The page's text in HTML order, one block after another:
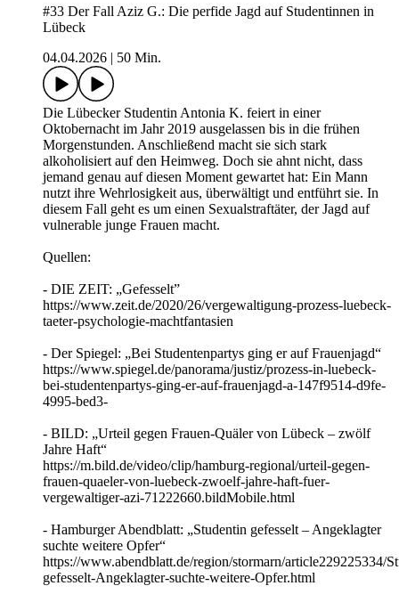
#33 Der Fall Aziz G.: Die perfide Jagd auf Studentinnen in
Lübeck
04.04.2026
50 Min.
Die Lübecker Studentin Antonia K. feiert in einer
Oktobernacht im Jahr 2019 ausgelassen bis in die frühen
Morgenstunden. Anschließend macht sie sich stark
alkoholisiert auf den Heimweg. Doch sie ahnt nicht, dass
jemand genau auf diesen Moment gewartet hat: Ein Mann
nutzt ihre Wehrlosigkeit aus, überwältigt und entführt sie. In
diesem Fall geht es um einen Sexualstraftäter, der Jagd auf
vulnerable junge Frauen macht.
Quellen:
- DIE ZEIT: „Gefesselt”
https://www.zeit.de/2020/26/vergewaltigung-prozess-luebeck-
taeter-psychologie-machtfantasien
- Der Spiegel: „Bei Studentenpartys ging er auf Frauenjagd“
https://www.spiegel.de/panorama/justiz/prozess-in-luebeck-
bei-studentenpartys-ging-er-auf-frauenjagd-a-147f9514-d9fe-
4995-bed3-
- BILD: „Urteil gegen Frauen-Quäler von Lübeck – zwölf
Jahre Haft“
https://m.bild.de/video/clip/hamburg-regional/urteil-gegen-
frauen-quaeler-von-luebeck-zwoelf-jahre-haft-fuer-
vergewaltiger-azi-71222660.bildMobile.html
- Hamburger Abendblatt: „Studentin gefesselt – Angeklagter
suchte weitere Opfer“
https://www.abendblatt.de/region/stormarn/article229225334/
gefesselt-Angeklagter-suchte-weitere-Opfer.html